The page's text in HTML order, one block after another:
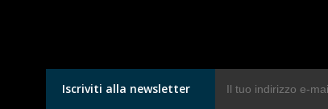
Iscriviti alla newsletter